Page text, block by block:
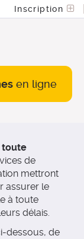
Inscription
en ligne
toute
de
mettront
assurer le
à toute
délais.
dessous, de